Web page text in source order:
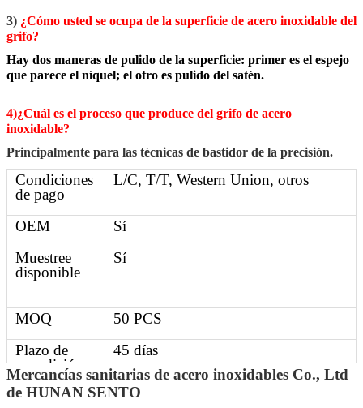
3) ¿Cómo usted se ocupa de la superficie de acero inoxidable del
grifo?
Hay dos maneras de pulido de la superficie: primer es el espejo
que parece el níquel; el otro es pulido del satén.
4)¿Cuál es el proceso que produce del grifo de acero
inoxidable?
Principalmente para las técnicas de bastidor de la precisión.
Condiciones
de pago
L/C, T/T, Western Union, otros
OEM
Sí
Muestree
disponible
Sí
MOQ
50 PCS
Plazo de
expedición
del plazo de
ejecución
45 días
Mercancías sanitarias de acero inoxidables Co., Ltd
de HUNAN SENTO